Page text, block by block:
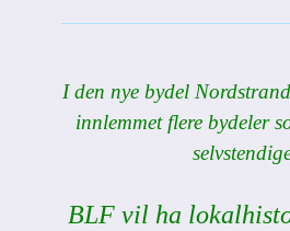
I den nye bydel
innlemmet flere bydeler
BLF vil ha